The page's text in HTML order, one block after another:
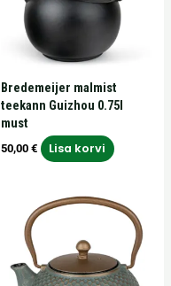
Bredemeijer malmist
teekann Guizhou 0.75l
must
50,00 € Lisa korvi